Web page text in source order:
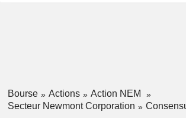
Bourse Actions
Action NEM
Secteur Newmont Corporation